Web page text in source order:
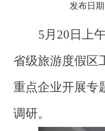
发布日
5月20日上
省级旅游度假区
重点企业开展专
调研。